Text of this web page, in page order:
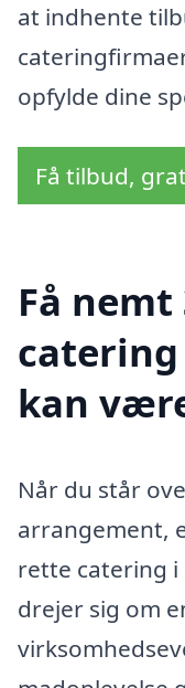
at indhente
opfylde dine
Få tilbud,
Få
kan
Når du står
arrangement,
rette catering i
drejer sig om